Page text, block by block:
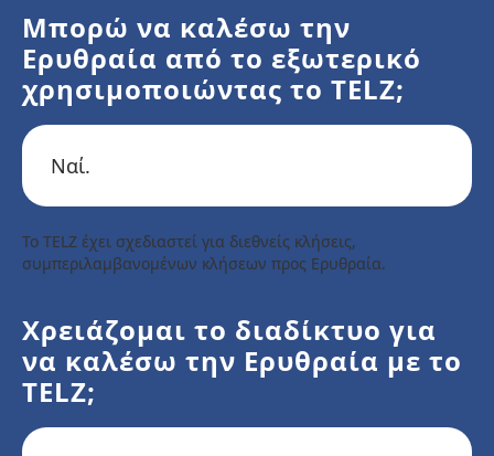
Μπορώ να καλέσω την
Ερυθραία από το εξωτερικό
χρησιμοποιώντας το TELZ;
Ναί.
Το TELZ έχει σχεδιαστεί για διεθνείς κλήσεις,
συμπεριλαμβανομένων κλήσεων προς Ερυθραία.
Χρειάζομαι το διαδίκτυο για
να καλέσω την Ερυθραία με το
TELZ;